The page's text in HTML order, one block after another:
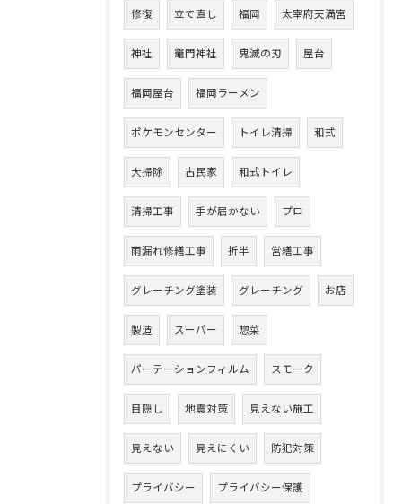
修復 立て直し 福岡 太宰府天満宮
神社 竈門神社 鬼滅の刃 屋台
福岡屋台 福岡ラーメン
ポケモンセンター トイレ清掃 和式
大掃除 古民家 和式トイレ
清掃工事 手が届かない プロ
雨漏れ修繕工事 折半 営繕工事
グレーチング塗装 グレーチング お店
製造 スーパー 惣菜
パーテーションフィルム スモーク
目隠し 地震対策 見えない施工
見えない 見えにくい 防犯対策
プライバシー プライバシー保護